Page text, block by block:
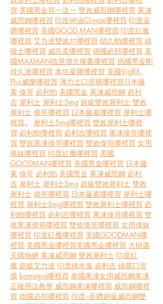
買 美國黑金買一送一 雙效威而鋼哪裡買 果凍
威而鋼哪裡買 印度神油Climax哪裡買 印度蓝
鑽哪裡買 美國GOOD MAN哪裡買 印度紅魔
哪裡買 艾力達雙效片哪裡買 賦久勁哪裡買 綠
骑士哪裡買 威而柔哪裡買 德國必邦哪裡買 美
國MAXMAN陰莖增大膠囊哪裡買 德國黑金剛
持久液哪裡買 泰坦凝膠哪裡買 美國VigRX
Plus威樂哪裡買 薄力士口溶膜哪裡買日本藤
素 偉哥 必利勁 美國黑金 果凍威而鋼 必利
吉 犀利士 犀利士5mg 超級雙效犀利士 雙效
犀利士 偉哥哪裡買 日本藤素哪裡買 犀利士哪
裡買
犀利士5mg哪裡買 雙效犀利士哪裡
買 必利勁哪裡買 必利吉哪裡買 果凍偉哥哪裡
買 雙效果凍偉哥哪裡買 雙效偉哥哪裡買 女用
偉妹哪裡買 印度紅魔哪裡買 美國
GOODMAN哪裡買 美國黑金哪裡買 日本藤
素 偉哥 必利勁 美國黑金 果凍威而鋼 必利
吉 犀利士 犀利士5mg 超級雙效犀利士 雙效
犀利士 偉哥哪裡買 日本藤素哪裡買 犀利士哪
裡買 犀利士5mg哪裡買 雙效犀利士哪裡買 必
利勁哪裡買 必利吉哪裡買 果凍偉哥哪裡買 雙
效果凍偉哥哪裡買 雙效偉哥哪裡買 女用偉妹
哪裡買 印度紅魔哪裡買 美國GOODMAN哪
裡買 美國黑金哪裡買美國黑金哪裡買 大樹露
天購物網 果凍威而鋼 雙效犀利士 印度紅
魔 超級艾力達 印度綠水鬼 必利吉 綠膜口溶
膜 kamagra哪裡買 泰國果凍女用威而鋼果凍
正確用法教學 威而鋼果凍哪裡買 威而鋼哪裡
買 德國必邦哪裡買 印度–藍鑽超級威而鋼雙